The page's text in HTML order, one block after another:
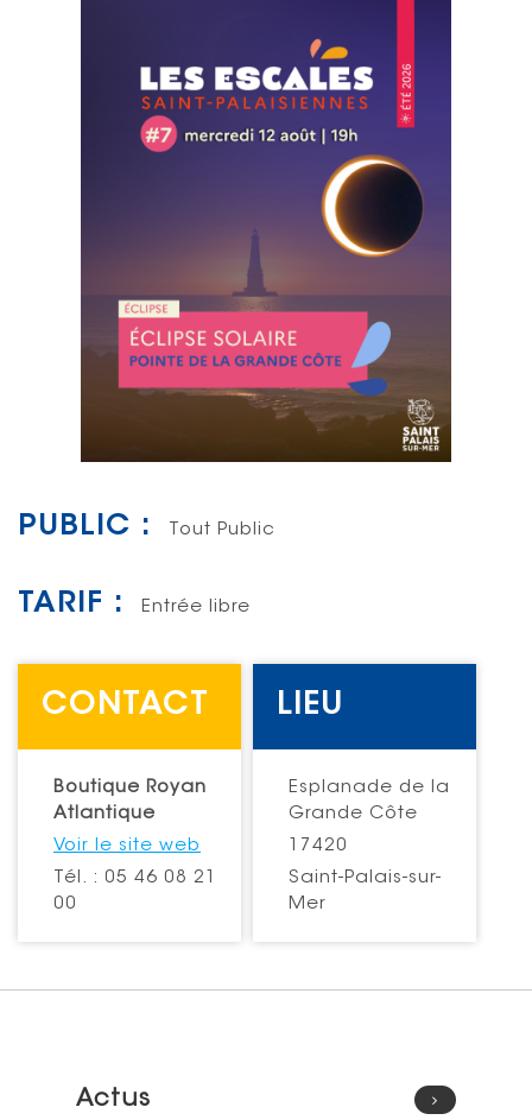
PUBLIC : Tout Public
TARIF : Entrée libre
CONTACT
Boutique Royan
Atlantique
Voir le site web
Tél. : 05 46 08 21
00
LIEU
Esplanade de la
Grande Côte
17420
Saint-Palais-sur-
Mer
Actus